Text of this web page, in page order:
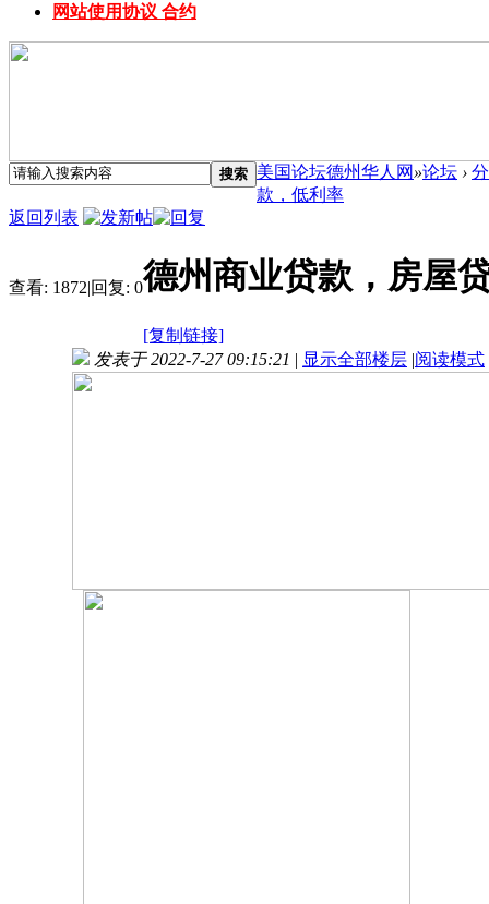
网站使用协议 合约
搜索 美国论坛德州华人网 »论坛 ›
款，低利率
返回列表
查看: 1872|回复: 0德州商业贷款，房屋
[复制链接]
发表于 2022-7-27 09:15:21 | 显示全部楼层 |阅读模式